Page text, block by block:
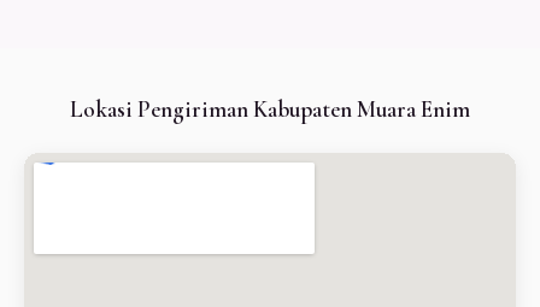
Lokasi Pengiriman Kabupaten Muara Enim